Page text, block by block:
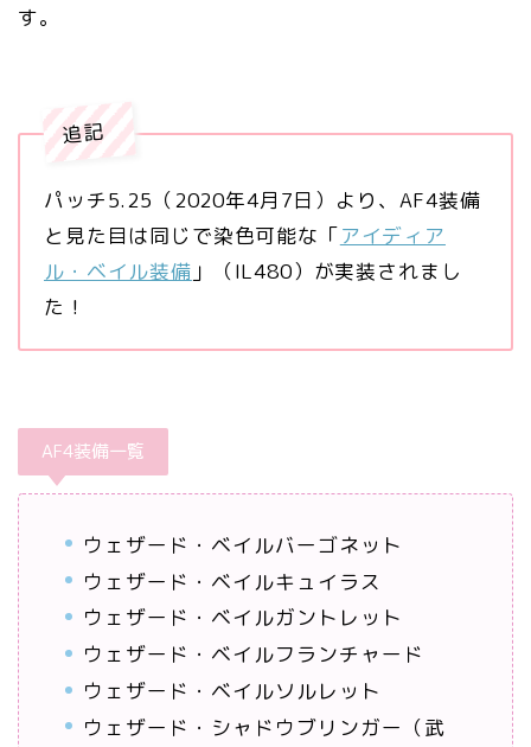
す。
追記
パッチ5.25（2020年4月7日）より、AF4装備
と見た目は同じで染色可能な「アイディア
ル・ベイル装備 」（IL480）が実装されまし
た！
AF4装備一覧
ウェザード・ベイルバーゴネット
ウェザード・ベイルキュイラス
ウェザード・ベイルガントレット
ウェザード・ベイルフランチャード
ウェザード・ベイルソルレット
ウェザード・シャドウブリンガー（武